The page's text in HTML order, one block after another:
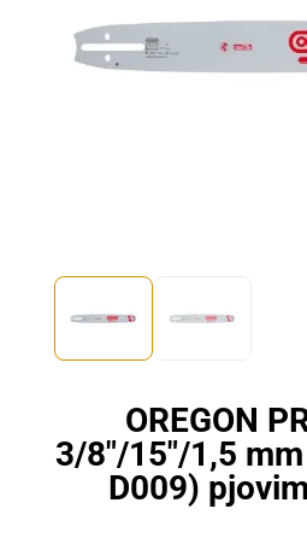
OREGON
3/8″/15″/1,5
D009)